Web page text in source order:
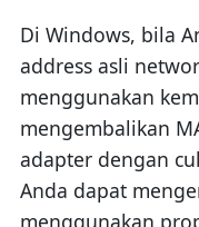
Di Windows, bila
address asli
menggunakan
mengembalikan
adapter dengan
Anda dapat
menggunakan